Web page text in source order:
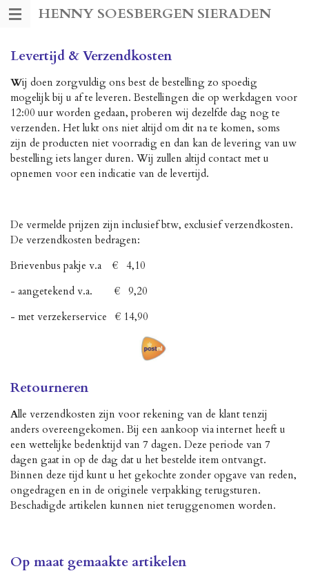
Ga
de
hoofdinhoud
HENNY SOESBERGEN SIERADEN
Levertijd & Verzendkosten
Wij doen zorgvuldig ons best de bestelling zo spoedig
mogelijk bij u af te leveren. Bestellingen die op werkdagen voor
12:00 uur worden gedaan, proberen wij dezelfde dag nog te
verzenden. Het lukt ons niet altijd om dit na te komen, soms
zijn de producten niet voorradig en dan kan de levering van uw
bestelling iets langer duren. Wij zullen altijd contact met u
opnemen voor een indicatie van de levertijd.
De vermelde prijzen zijn inclusief btw, exclusief verzendkosten.
De verzendkosten bedragen:
Brievenbus pakje v.a € 4,10
- aangetekend v.a. € 9,20
- met verzekerservice € 14,90
Retourneren
Alle verzendkosten zijn voor rekening van de klant tenzij
anders overeengekomen. Bij een aankoop via internet heeft u
een wettelijke bedenktijd van 7 dagen. Deze periode van 7
dagen gaat in op de dag dat u het bestelde item ontvangt.
Binnen deze tijd kunt u het gekochte zonder opgave van reden,
ongedragen en in de originele verpakking terugsturen.
Beschadigde artikelen kunnen niet teruggenomen worden.
Op maat gemaakte artikelen